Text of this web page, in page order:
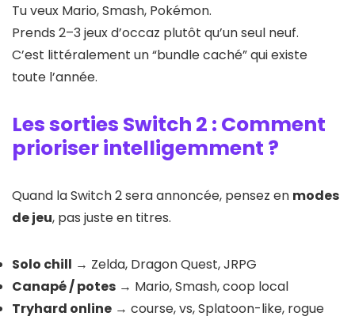
Tu veux Mario, Smash, Pokémon.
Prends 2–3 jeux d’occaz plutôt qu’un seul neuf.
C’est littéralement un “bundle caché” qui existe
toute l’année.
Les sorties Switch 2 : Comment
prioriser intelligemment ?
Quand la Switch 2 sera annoncée, pensez en modes
de jeu, pas juste en titres.
Solo chill → Zelda, Dragon Quest, JRPG
Canapé / potes → Mario, Smash, coop local
Tryhard online → course, vs, Splatoon-like, rogue